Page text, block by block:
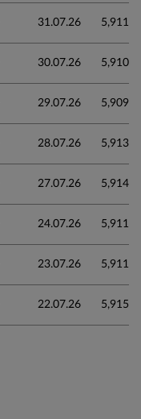
31.07.26 5,911
30.07.26 5,910
29.07.26 5,909
28.07.26 5,913
27.07.26 5,914
24.07.26 5,911
23.07.26 5,911
22.07.26 5,915